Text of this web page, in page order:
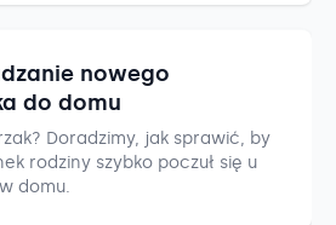
nowego
do domu
Doradzimy, jak sprawić, by
rodziny szybko poczuł się u
domu.